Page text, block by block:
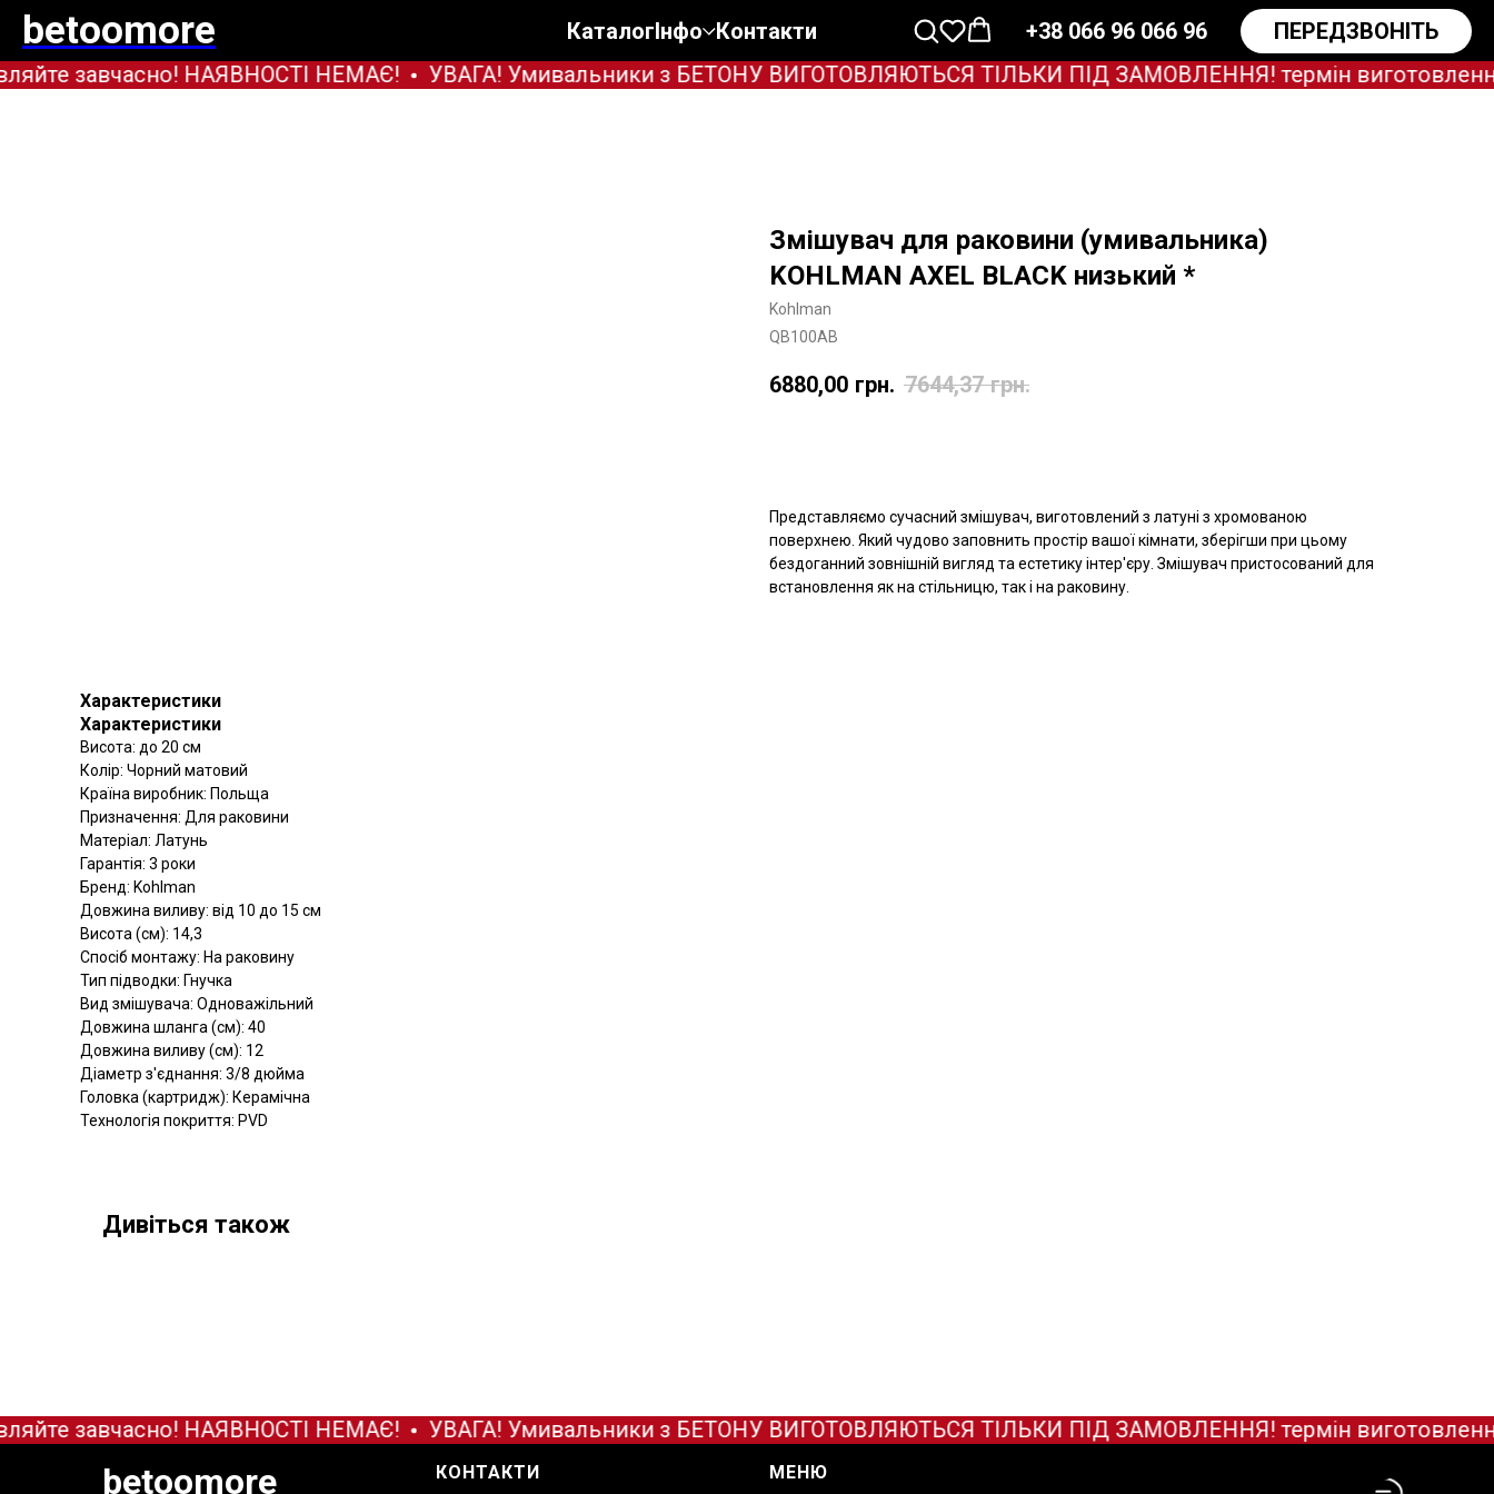
betoomore КаталогІнфо Контакти +38 066 96 066 96
ПЕРЕДЗВОНІТЬ
завчасно! НАЯВНОСТІ НЕМАЄ!
УВАГА! Умивальники з БЕТОНУ ВИГОТОВЛЯЮТЬСЯ ТІЛЬКИ ПІД ЗАМОВЛЕННЯ! термін виготовлення
Змішувач для раковини (умивальника)
KOHLMAN AXEL BLACK низький *
Kohlman
QB100AB
6880,00 грн. 7644,37 грн.
Представляємо сучасний змішувач, виготовлений з латуні з хромованою
поверхнею. Який чудово заповнить простір вашої кімнати, зберігши при цьому
бездоганний зовнішній вигляд та естетику інтер'єру. Змішувач пристосований для
встановлення як на стільницю, так і на раковину.
Характеристики
Характеристики
Висота: до 20 см
Колір: Чорний матовий
Країна виробник: Польща
Призначення: Для раковини
Матеріал: Латунь
Гарантія: 3 роки
Бренд: Kohlman
Довжина виливу: від 10 до 15 см
Висота (см): 14,3
Спосіб монтажу: На раковину
Тип підводки: Гнучка
Вид змішувача: Одноважільний
Довжина шланга (см): 40
Довжина виливу (см): 12
Діаметр з'єднання: 3/8 дюйма
Головка (картридж): Керамічна
Технологія покриття: PVD
Дивіться також
завчасно! НАЯВНОСТІ НЕМАЄ! УВАГА! Умивальники з БЕТОНУ ВИГОТОВЛЯЮТЬСЯ ТІЛЬКИ ПІД ЗАМОВЛЕННЯ! термін виготовлення
betoomore КОНТАКТИ МЕНЮ